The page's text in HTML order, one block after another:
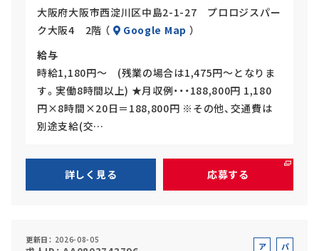
大阪府大阪市西淀川区中島2-1-27 プロロジスパー
ク大阪4 2階 （
Google Map ）
給与
時給1,180円～ (残業の場合は1,475円～となりま
す。実働8時間以上) ★月収例・・・188,800円 1,180
円×8時間×20日＝188,800円 ※その他、交通費は
別途支給(交…
詳しく見る 応募する
更新日 2026-08-05
ア パ